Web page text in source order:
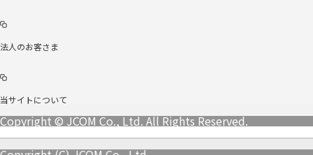
法人のお客さま
当サイトについて
Copyright © JCOM Co., Ltd. All Rights Reserved.